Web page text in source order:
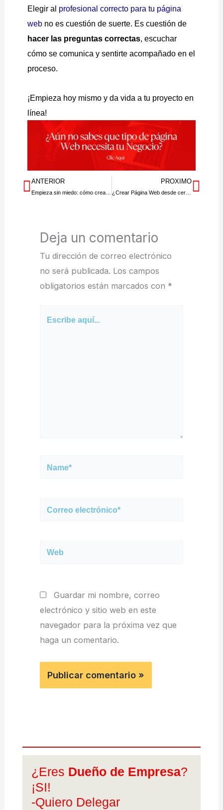
Elegir al profesional correcto para tu página
web no es cuestión de suerte. Es cuestión de
hacer las preguntas correctas, escuchar
cómo se comunica y sentirte acompañado en el
proceso.
¡Empieza hoy mismo y da vida a tu proyecto en
línea!
Prev
ANTERIOR PROXIMO
¿Crear Página Web desde cero en Colombia?(Pasos)
Deja un comentario
Tu dirección de correo electrónico
no será publicada. Los campos
obligatorios están marcados con *
Name*
Correo
Web
Guardar mi nombre, correo
electrónico y sitio web en este
navegador para la próxima vez que
haga un comentario.
¿Eres Dueño de Empresa?
¡SI!
-Quiero Delegar